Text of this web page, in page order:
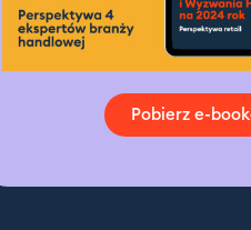
Pobierz e-